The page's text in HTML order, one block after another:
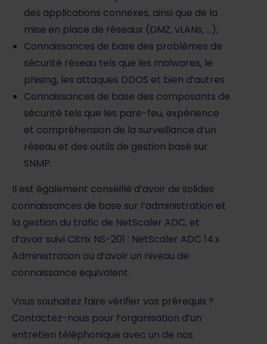
des applications connexes, ainsi que de la
mise en place de réseaux (DMZ, vLANs, …),
Connaissances de base des problèmes de
sécurité réseau tels que les malwares, le
phising, les attaques DDOS et bien d’autres
Connaissances de base des composants de
sécurité tels que les pare-feu, expérience
et compréhension de la surveillance d’un
réseau et des outils de gestion basé sur
SNMP.
Il est également conseillé d’avoir de solides
connaissances de base sur l’administration et
la gestion du trafic de NetScaler ADC, et
d’avoir suivi Citrix NS-201 : NetScaler ADC 14.x
Administration ou d’avoir un niveau de
connaissance équivalent.
Vous souhaitez faire vérifier vos prérequis ?
Contactez-nous pour l’organisation d’un
entretien téléphonique avec un de nos